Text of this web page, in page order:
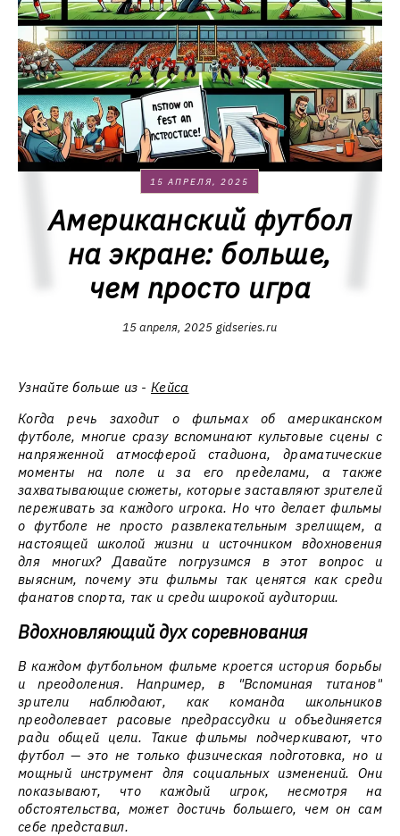
15 АПРЕЛЯ, 2025
Американский футбол
на экране: больше,
чем просто игра
15 апреля, 2025 gidseries.ru
Узнайте больше из - Кейса
Когда речь заходит о фильмах об американском
футболе, многие сразу вспоминают культовые сцены с
напряженной атмосферой стадиона, драматические
моменты на поле и за его пределами, а также
захватывающие сюжеты, которые заставляют зрителей
переживать за каждого игрока. Но что делает фильмы
о футболе не просто развлекательным зрелищем, а
настоящей школой жизни и источником вдохновения
для многих? Давайте погрузимся в этот вопрос и
выясним, почему эти фильмы так ценятся как среди
фанатов спорта, так и среди широкой аудитории.
Вдохновляющий дух соревнования
В каждом футбольном фильме кроется история борьбы
и преодоления. Например, в "Вспоминая титанов"
зрители наблюдают, как команда школьников
преодолевает расовые предрассудки и объединяется
ради общей цели. Такие фильмы подчеркивают, что
футбол — это не только физическая подготовка, но и
мощный инструмент для социальных изменений. Они
показывают, что каждый игрок, несмотря на
обстоятельства, может достичь большего, чем он сам
себе представил.